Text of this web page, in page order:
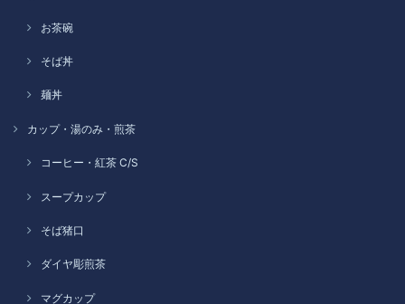
お茶碗
そば丼
麺丼
カップ・湯のみ・煎茶
コーヒー・紅茶 C/S
スープカップ
そば猪口
ダイヤ彫煎茶
マグカップ